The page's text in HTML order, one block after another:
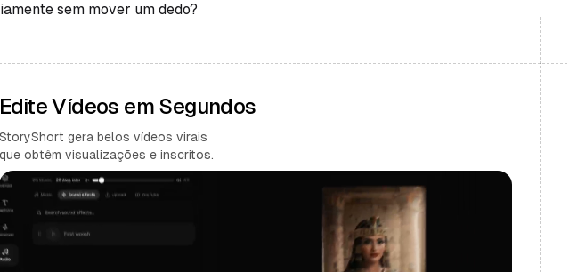
sem mover um dedo?
Edite Vídeos em Segundos
StoryShort gera belos vídeos virais
que obtêm visualizações e inscritos.